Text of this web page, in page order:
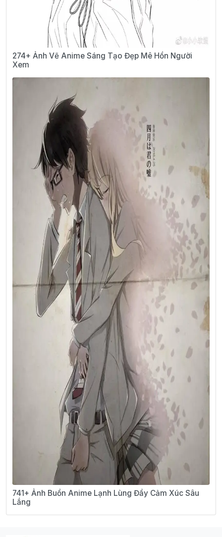
274+ Ảnh Vẽ Anime Sáng Tạo Đẹp Mê Hồn Người
Xem
741+ Ảnh Buồn Anime Lạnh Lùng Đầy Cảm Xúc Sâu
Lắng